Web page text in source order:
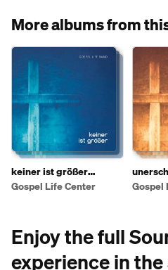
More albums from
keiner ist größer
(Hörprobe)
Gospel Life Center
treu
Gospel
Enjoy the full
experience in